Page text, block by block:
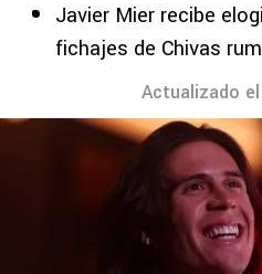
Javier Mier recibe
fichajes de Chivas
Actualizado